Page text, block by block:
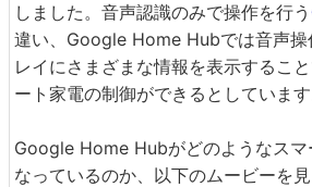
しました。音声認識のみで操作を行う
違い、Google Home Hubでは音声操
レイにさまざまな情報を表示するこ
ート家電の制御ができるとしています
Google Home Hubがどのようなスマ
なっているのか、以下のムービーを見